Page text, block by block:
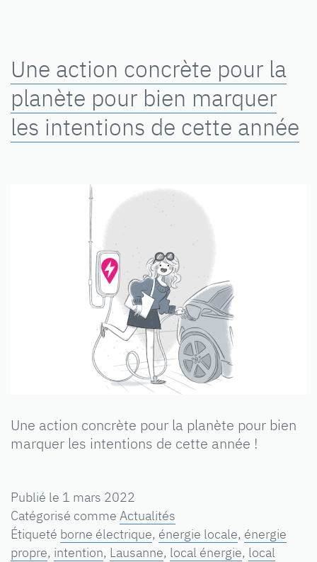
Une action concrète pour la
planète pour bien marquer
les intentions de cette année
Une action concrète pour la planète pour bien
marquer les intentions de cette année !
Publié le 1 mars 2022
Catégorisé comme Actualités
Étiqueté borne électrique, énergie locale, énergie
propre, intention, Lausanne, local énergie, local